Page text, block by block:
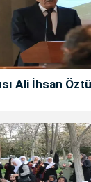
Ali İhsan